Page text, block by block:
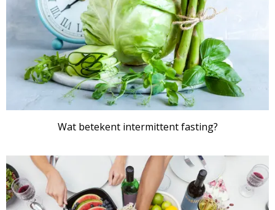
Wat betekent intermittent fasting?
ARTIKEL